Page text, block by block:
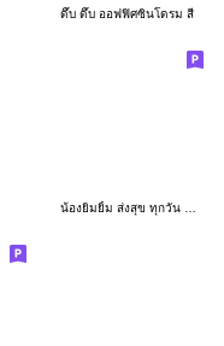
ดึ๊บ ดึ๊บ ออฟฟิศซินโดรม สี่